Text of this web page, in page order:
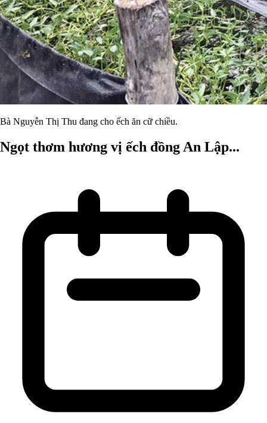
Bà Nguyễn Thị Thu đang cho ếch ăn cữ chiều.
Ngọt thơm hương vị ếch đồng An Lập...